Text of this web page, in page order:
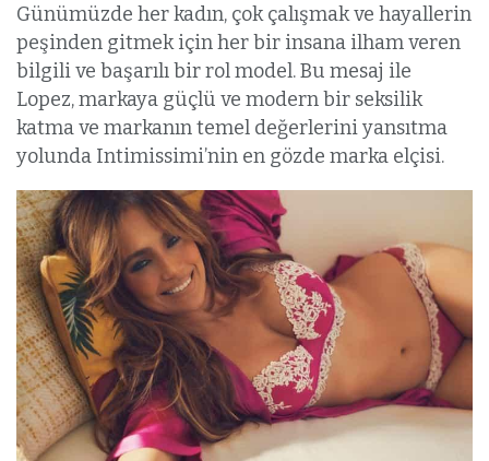
Günümüzde her kadın, çok çalışmak ve hayallerin
peşinden gitmek için her bir insana ilham veren
bilgili ve başarılı bir rol model. Bu mesaj ile
Lopez, markaya güçlü ve modern bir seksilik
katma ve markanın temel değerlerini yansıtma
yolunda Intimissimi’nin en gözde marka elçisi.